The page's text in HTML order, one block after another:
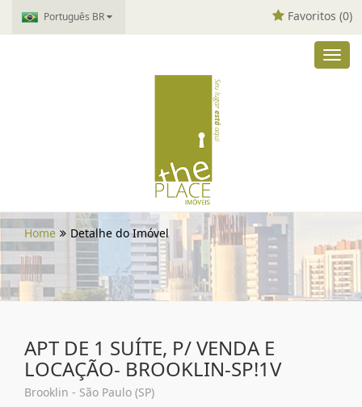
Português BR Favoritos (0)
Home Detalhe do Imóvel
APT DE 1 SUÍTE, P/ VENDA E
LOCAÇÃO- BROOKLIN-SP!1V
Brooklin - São Paulo (SP)